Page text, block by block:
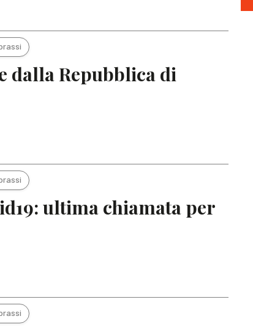
dalla Repubblica di
ultima chiamata per